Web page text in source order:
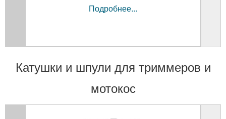
Подробнее...
Катушки и шпули для триммеров и
мотокос